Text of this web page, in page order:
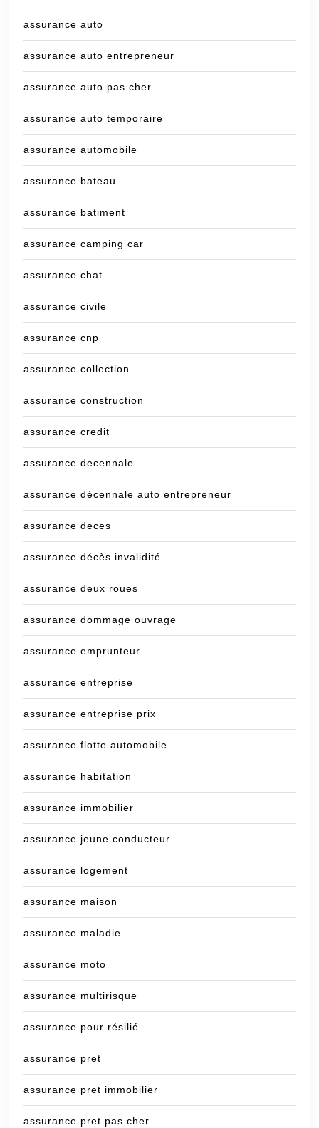
assurance auto
assurance auto entrepreneur
assurance auto pas cher
assurance auto temporaire
assurance automobile
assurance bateau
assurance batiment
assurance camping car
assurance chat
assurance civile
assurance cnp
assurance collection
assurance construction
assurance credit
assurance decennale
assurance décennale auto entrepreneur
assurance deces
assurance décès invalidité
assurance deux roues
assurance dommage ouvrage
assurance emprunteur
assurance entreprise
assurance entreprise prix
assurance flotte automobile
assurance habitation
assurance immobilier
assurance jeune conducteur
assurance logement
assurance maison
assurance maladie
assurance moto
assurance multirisque
assurance pour résilié
assurance pret
assurance pret immobilier
assurance pret pas cher